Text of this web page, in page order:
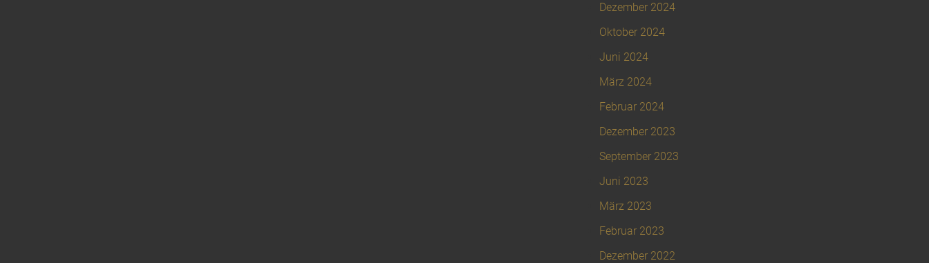
Dezember 2024
Oktober 2024
Juni 2024
März 2024
Februar 2024
Dezember 2023
September 2023
Juni 2023
März 2023
Februar 2023
Dezember 2022